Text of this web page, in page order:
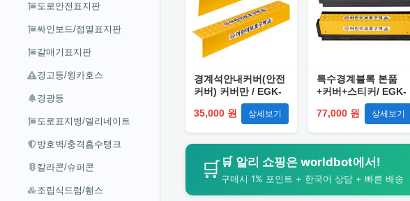
도로안전표지판
싸인보드/점멸표지판
갈매기표지판
경고등/윙카호스
경광등
도로표지병/델리네이트
방호벽/충격흡수탱크
칼라콘/슈퍼콘
조립식드럼/휀스
경계석안내커버(안전
커버) 커버만 / EGK-
35,000 원
상세보기
특수경계블록 본품
+커버+스티커/ EGK-
WV-BLCO-2
77,000 원
상세보기
🛒 🛒 알리 쇼핑은 worldbot에서!
구매시 1% 포인트 + 한국어 상담 + 빠른 배송